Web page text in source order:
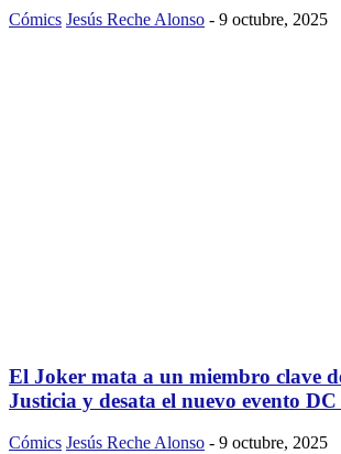
Cómics Jesús Reche Alonso - 9 octubre, 2025
El Joker mata a un miembro clave
Justicia y desata el nuevo evento
Cómics Jesús Reche Alonso - 9 octubre, 2025